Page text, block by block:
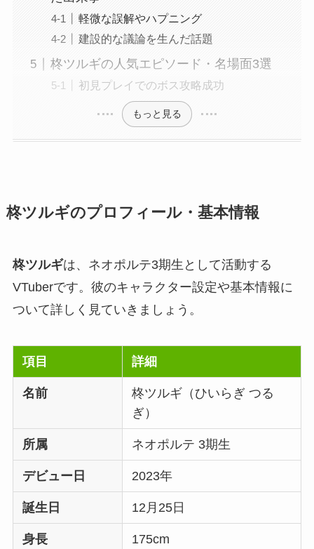
軽微な誤解やハプニング
建設的な議論を生んだ話題
柊ツルギの人気エピソード・名場面3選
初見プレイでのボス攻略成功
もっと見る
柊ツルギのプロフィール・基本情報
柊ツルギは、ネオポルテ3期生として活動する
VTuberです。彼のキャラクター設定や基本情報に
ついて詳しく見ていきましょう。
項目 詳細
名前
柊ツルギ（ひいらぎ つる
ぎ）
所属 ネオポルテ 3期生
デビュー日 2023年
誕生日 12月25日
身長 175cm